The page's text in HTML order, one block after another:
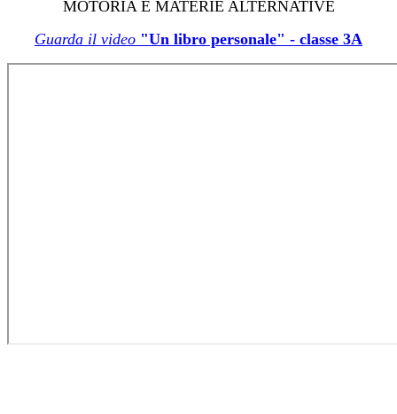
MOTORIA E MATERIE ALTERNATIVE
Guarda il video "Un libro personale" - classe 3A